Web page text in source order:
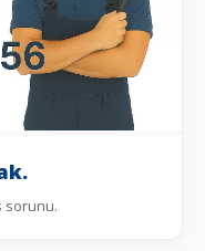
sorunu.